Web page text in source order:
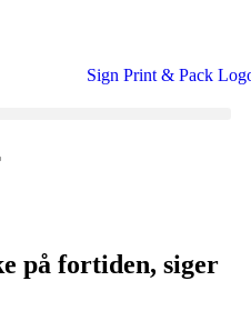
på fortiden, siger